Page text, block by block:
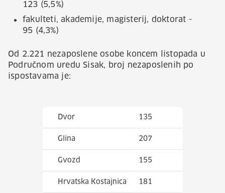
123 (5,5%)
fakulteti, akademije, magisterij, doktorat -
95 (4,3%)
Od 2.221 nezaposlene osobe koncem listopada u
Područnom uredu Sisak, broj nezaposlenih po
ispostavama je:
Dvor 135
Glina 207
Gvozd 155
Hrvatska Kostajnica 181